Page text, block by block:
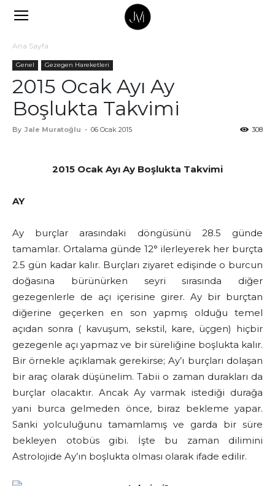
Ana Sayfa
Genel Gezegen Hareketleri
2015 Ocak Ayı Ay
Boşlukta Takvimi
By Jale Muratoğlu - 06 Ocak 2015 308
2015 Ocak Ayı Ay Boşlukta Takvimi
AY
Ay burçlar arasındaki döngüsünü 28.5 günde
tamamlar. Ortalama günde 12° ilerleyerek her burçta
2.5 gün kadar kalır. Burçları ziyaret edişinde o burcun
doğasına bürünürken seyri sırasında diğer
gezegenlerle de açı içerisine girer. Ay bir burçtan
diğerine geçerken en son yapmış olduğu temel
açıdan sonra ( kavuşum, sekstil, kare, üçgen) hiçbir
gezegenle açı yapmaz ve bir süreliğine boşlukta kalır.
Bir örnekle açıklamak gerekirse; Ay’ı burçları dolaşan
bir araç olarak düşünelim. Tabii o zaman durakları da
burçlar olacaktır. Ancak Ay varmak istediği durağa
yani burca gelmeden önce, biraz bekleme yapar.
Sanki yolculuğunu tamamlamış ve garda bir süre
bekleyen otobüs gibi. İşte bu zaman dilimini
Astrolojide Ay’ın boşlukta olması olarak ifade edilir.